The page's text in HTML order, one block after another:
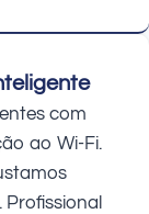
com
ao Wi-Fi.